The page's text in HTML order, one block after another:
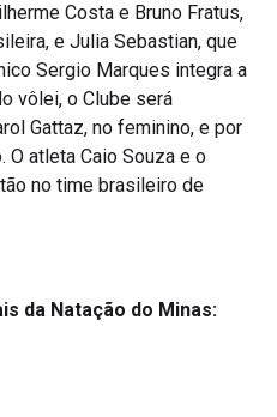
Costa e Bruno Fratus,
e Julia Sebastian, que
Sergio Marques integra a
vôlei, o Clube será
Gattaz, no feminino, e por
O atleta Caio Souza e o
no time brasileiro de
da Natação do Minas: